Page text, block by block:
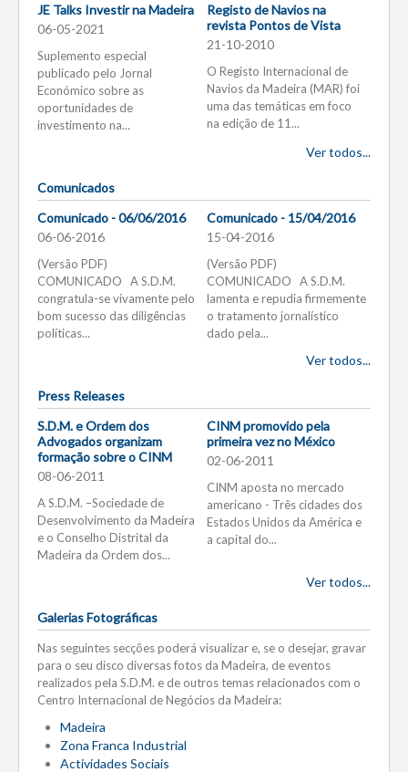
JE Talks Investir na Madeira
06-05-2021
Suplemento especial
publicado pelo Jornal
Económico sobre as
oportunidades de
investimento na...
Registo de Navios na
revista Pontos de Vista
21-10-2010
O Registo Internacional de
Navios da Madeira (MAR) foi
uma das temáticas em foco
na edição de 11...
Ver todos...
Comunicados
Comunicado - 06/06/2016
06-06-2016
(Versão PDF)
COMUNICADO A S.D.M.
congratula-se vivamente pelo
bom sucesso das diligências
políticas...
Comunicado - 15/04/2016
15-04-2016
(Versão PDF)
COMUNICADO A S.D.M.
lamenta e repudia firmemente
o tratamento jornalístico
dado pela...
Ver todos...
Press Releases
S.D.M. e Ordem dos
Advogados organizam
formação sobre o CINM
08-06-2011
A S.D.M. –Sociedade de
Desenvolvimento da Madeira
e o Conselho Distrital da
Madeira da Ordem dos...
CINM promovido pela
primeira vez no México
02-06-2011
CINM aposta no mercado
americano - Três cidades dos
Estados Unidos da América e
a capital do...
Ver todos...
Galerias Fotográficas
Nas seguintes secções poderá visualizar e, se o desejar, gravar
para o seu disco diversas fotos da Madeira, de eventos
realizados pela S.D.M. e de outros temas relacionados com o
Centro Internacional de Negócios da Madeira:
Madeira
Zona Franca Industrial
Actividades Sociais